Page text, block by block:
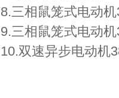
8.三相鼠笼式电动
9.三相鼠笼式电动
10.双速异步电动机